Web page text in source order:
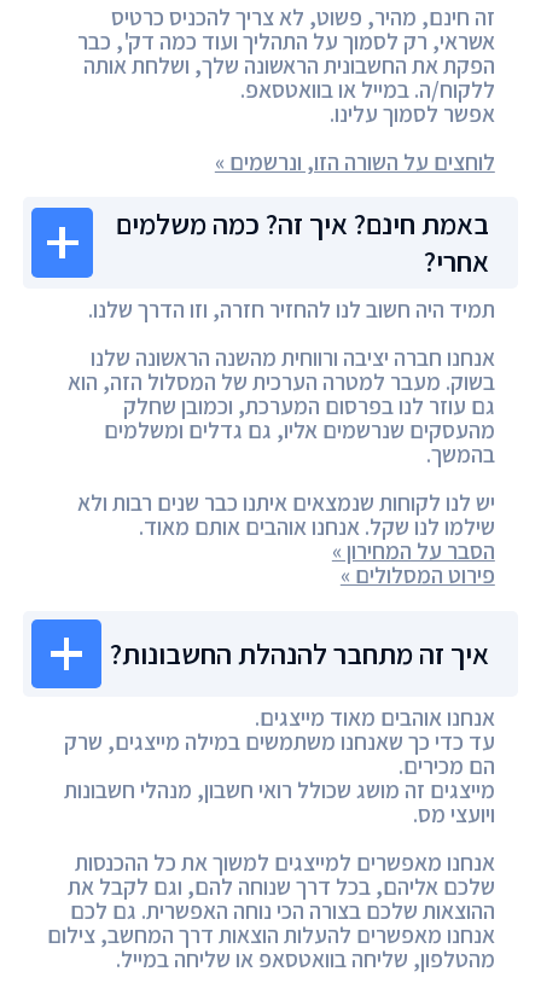
זה חינם, מהיר, פשוט, לא צריך להכניס כרטיס
אשראי, רק לסמוך על התהליך ועוד כמה דק', כבר
הפקת את החשבונית הראשונה שלך, ושלחת אותה
ללקוח/ה. במייל או בוואטסאפ.
אפשר לסמוך עלינו.
לוחצים על השורה הזו, ונרשמים »
באמת חינם? איך זה? כמה משלמים
אחרי?
תמיד היה חשוב לנו להחזיר חזרה, וזו הדרך שלנו.
אנחנו חברה יציבה ורווחית מהשנה הראשונה שלנו
בשוק. מעבר למטרה הערכית של המסלול הזה, הוא
גם עוזר לנו בפרסום המערכת, וכמובן שחלק
מהעסקים שנרשמים אליו, גם גדלים ומשלמים
בהמשך.
יש לנו לקוחות שנמצאים איתנו כבר שנים רבות ולא
שילמו לנו שקל. אנחנו אוהבים אותם מאוד.
הסבר על המחירון »
פירוט המסלולים »
איך זה מתחבר להנהלת החשבונות?
אנחנו אוהבים מאוד מייצגים.
עד כדי כך שאנחנו משתמשים במילה מייצגים, שרק
הם מכירים.
מייצגים זה מושג שכולל רואי חשבון, מנהלי חשבונות
ויועצי מס.
אנחנו מאפשרים למייצגים למשוך את כל ההכנסות
שלכם אליהם, בכל דרך שנוחה להם, וגם לקבל את
ההוצאות שלכם בצורה הכי נוחה האפשרית. גם לכם
אנחנו מאפשרים להעלות הוצאות דרך המחשב, צילום
מהטלפון, שליחה בוואטסאפ או שליחה במייל.